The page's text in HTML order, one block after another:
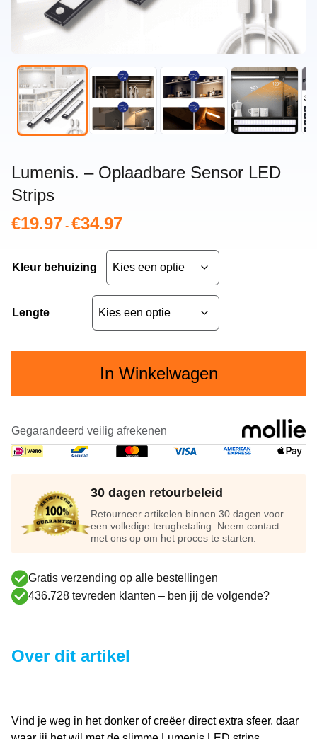
Lumenis. – Oplaadbare Sensor LED
Strips
€19.97 - €34.97Prijsklasse:
tot
€34.97
Kleur behuizing
Lengte
In Winkelwagen
Gegarandeerd veilig afrekenen
30 dagen retourbeleid
Retourneer artikelen binnen 30 dagen voor
een volledige terugbetaling. Neem contact
met ons op om het proces te starten.
Gratis verzending op alle bestellingen
436.728 tevreden klanten – ben jij de volgende?
Over dit artikel
Vind je weg in het donker of creëer direct extra sfeer, daar